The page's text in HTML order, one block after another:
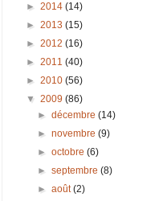
► 2014 (14)
► 2013 (15)
► 2012 (16)
► 2011 (40)
► 2010 (56)
▼ 2009 (86)
►décembre(14)
►novembre(9)
►octobre(6)
►septembre(8)
►août(2)